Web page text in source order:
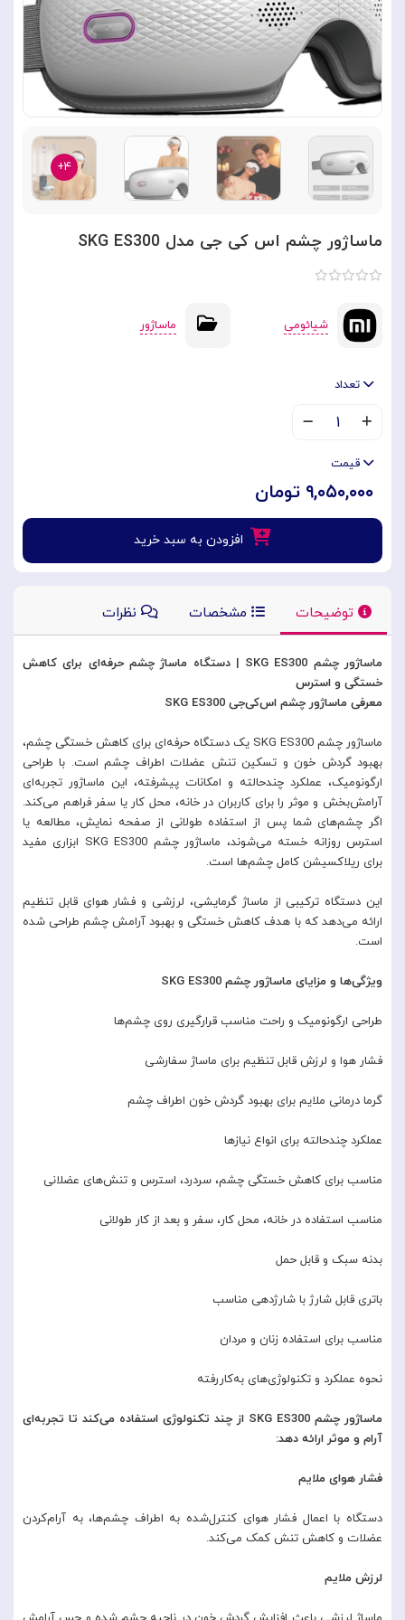
۴+
ماساژور چشم اس کی جی مدل SKG ES300
شیائومی ماساژور
تعداد
۱
قیمت
۹,۰۵۰,۰۰۰ تومان
افزودن به سبد خرید
توضیحات مشخصات نظرات
ماساژور چشم SKG ES300 | دستگاه ماساژ چشم حرفه‌ای برای کاهش
خستگی و استرس
معرفی ماساژور چشم اس‌کی‌جی SKG ES300
ماساژور چشم SKG ES300 یک دستگاه حرفه‌ای برای کاهش خستگی چشم،
بهبود گردش خون و تسکین تنش عضلات اطراف چشم است. با طراحی
ارگونومیک، عملکرد چندحالته و امکانات پیشرفته، این ماساژور تجربه‌ای
آرامش‌بخش و موثر را برای کاربران در خانه، محل کار یا سفر فراهم می‌کند.
اگر چشم‌های شما پس از استفاده طولانی از صفحه نمایش، مطالعه یا
استرس روزانه خسته می‌شوند، ماساژور چشم SKG ES300 ابزاری مفید
برای ریلاکسیشن کامل چشم‌ها است.
این دستگاه ترکیبی از ماساژ گرمایشی، لرزشی و فشار هوای قابل تنظیم
ارائه می‌دهد که با هدف کاهش خستگی و بهبود آرامش چشم طراحی شده
است.
ویژگی‌ها و مزایای ماساژور چشم SKG ES300
طراحی ارگونومیک و راحت مناسب قرارگیری روی چشم‌ها
فشار هوا و لرزش قابل تنظیم برای ماساژ سفارشی
گرما درمانی ملایم برای بهبود گردش خون اطراف چشم
عملکرد چندحالته برای انواع نیازها
مناسب برای کاهش خستگی چشم، سردرد، استرس و تنش‌های عضلانی
مناسب استفاده در خانه، محل کار، سفر و بعد از کار طولانی
بدنه سبک و قابل حمل
باتری قابل شارژ با شارژدهی مناسب
مناسب برای استفاده زنان و مردان
نحوه عملکرد و تکنولوژی‌های به‌کاررفته
ماساژور چشم SKG ES300 از چند تکنولوژی استفاده می‌کند تا تجربه‌ای
آرام و موثر ارائه دهد:
فشار هوای ملایم
دستگاه با اعمال فشار هوای کنترل‌شده به اطراف چشم‌ها، به آرام‌کردن
عضلات و کاهش تنش کمک می‌کند.
لرزش ملایم